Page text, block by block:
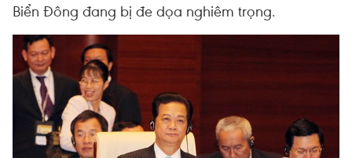
Biển Đông đang bị đe dọa nghiêm trọng.